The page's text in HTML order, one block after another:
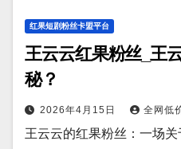
红果短剧粉丝卡盟平台
王云云红果粉丝_王
秘？
2026年4月15日 全网低
王云云的红果粉丝：一场